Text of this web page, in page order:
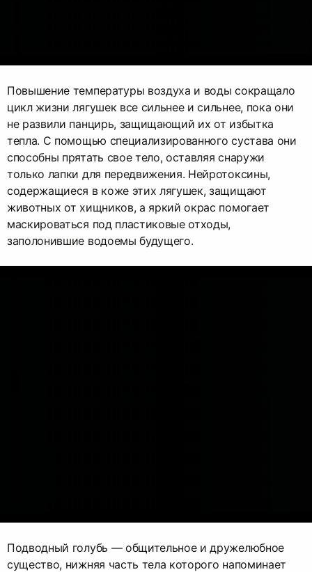
Повышение температуры воздуха и воды сокращало
цикл жизни лягушек все сильнее и сильнее, пока они
не развили панцирь, защищающий их от избытка
тепла. С помощью специализированного сустава они
способны прятать свое тело, оставляя снаружи
только лапки для передвижения. Нейротоксины,
содержащиеся в коже этих лягушек, защищают
животных от хищников, а яркий окрас помогает
маскироваться под пластиковые отходы,
заполонившие водоемы будущего.
Подводный голубь — общительное и дружелюбное
существо, нижняя часть тела которого напоминает